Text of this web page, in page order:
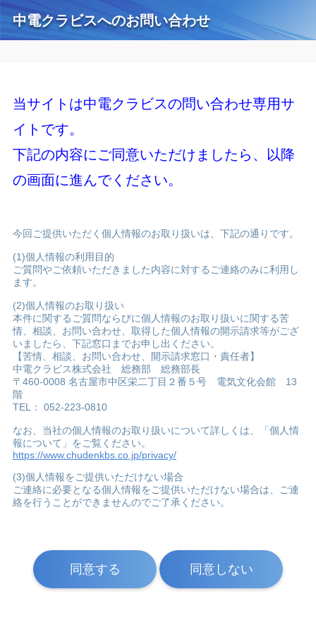
中電クラビスへのお問い合わせ
当サイトは中電クラビスの問い合わせ専用サ
イトです。
下記の内容にご同意いただけましたら、以降
の画面に進んでください。
今回ご提供いただく個人情報のお取り扱いは、下記の通りです。
(1)個人情報の利用目的
ご質問やご依頼いただきました内容に対するご連絡のみに利用し
ます。
(2)個人情報のお取り扱い
本件に関するご質問ならびに個人情報のお取り扱いに関する苦
情、相談、お問い合わせ、取得した個人情報の開示請求等がござ
いましたら、下記窓口までお申し出ください。
【苦情、相談、お問い合わせ、開示請求窓口・責任者】
中電クラビス株式会社 総務部 総務部長
〒460-0008 名古屋市中区栄二丁目２番５号 電気文化会館 13
階
TEL： 052-223-0810
なお、当社の個人情報のお取り扱いについて詳しくは、「個人情
報について」をご覧ください。
https://www.chudenkbs.co.jp/privacy/
(3)個人情報をご提供いただけない場合
ご連絡に必要となる個人情報をご提供いただけない場合は、ご連
絡を行うことができませんのでご了承ください。